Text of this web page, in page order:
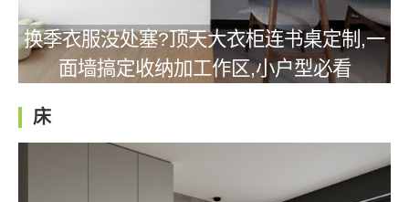
换季衣服没处塞?顶天大衣柜连书桌定制,一
面墙搞定收纳加工作区,小户型必看
床